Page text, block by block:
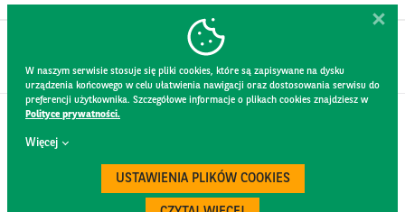
W naszym serwisie stosuje się pliki cookies, które są zapisywane na dysku
urządzenia końcowego w celu ułatwienia nawigacji oraz dostosowania serwisu do
preferencji użytkownika. Szczegółowe informacje o plikach cookies znajdziesz w
Polityce prywatności.
Więcej
USTAWIENIA PLIKÓW COOKIES
KONTAKT
REGULAMIN STRONY
POLITYKA PRYWATNOŚCI